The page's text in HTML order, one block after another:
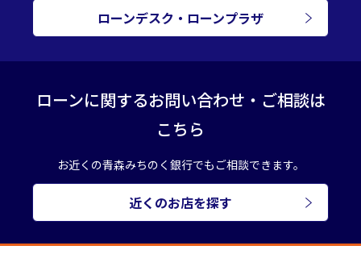
ローンデスク・ローンプラザ
ローンに関するお問い合わせ・ご相談は
こちら
お近くの青森みちのく銀行でもご相談できます。
近くのお店を探す